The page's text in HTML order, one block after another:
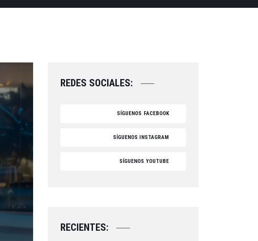
REDES SOCIALES:
SÍGUENOS FACEBOOK
SÍGUENOS INSTAGRAM
SÍGUENOS YOUTUBE
RECIENTES: